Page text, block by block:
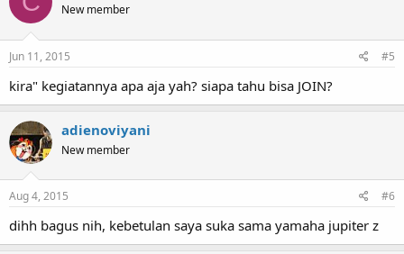
New member
Jun 11, 2015 #5
kira" kegiatannya apa aja yah? siapa tahu bisa JOIN?
adienoviyani
New member
Aug 4, 2015 #6
dihh bagus nih, kebetulan saya suka sama yamaha jupiter z